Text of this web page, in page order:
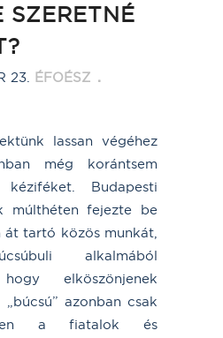
SZERETNÉ
23. ÉFOÉSZ
lassan végéhez
még korántsem
Budapesti
múlthéten fejezte be
át tartó közös munkát,
alkalmából
elköszönjenek
azonban csak
a fiatalok és